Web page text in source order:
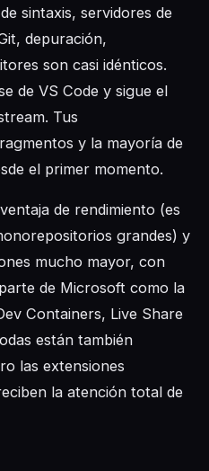
sintaxis, servidores de
depuración,
son casi idénticos.
de VS Code y sigue el
Tus
y la mayoría de
el primer momento.
de rendimiento (es
grandes) y
mucho mayor, con
de Microsoft como la
Containers, Live Share
están también
las extensiones
la atención total de